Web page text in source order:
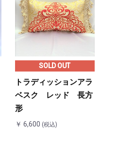
SOLD OUT
トラディッションアラ
ベスク レッド 長方
形
￥ 6,600 (税込)